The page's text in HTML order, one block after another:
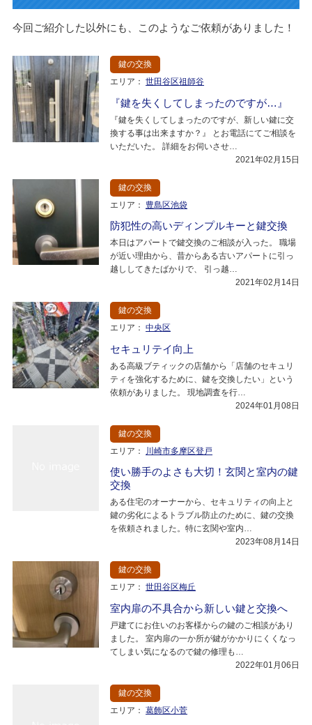
今回ご紹介した以外にも、このようなご依頼がありました！
鍵の交換
エリア： 世田谷区祖師谷
『鍵を失くしてしまったのですが…』
『鍵を失くしてしまったのですが、新しい鍵に交
換する事は出来ますか？』 とお電話にてご相談を
いただいた。 詳細をお伺いさせ…
2021年02月15日
鍵の交換
エリア：
豊島区池袋
防犯性の高いディンプルキーと鍵交換
本日はアパートで鍵交換のご相談が入った。 職場
が近い理由から、昔からある古いアパートに引っ
越ししてきたばかりで、 引っ越…
2021年02月14日
鍵の交換
エリア： 中央区
セキュリテイ向上
ある高級ブティックの店舗から「店舗のセキュリ
ティを強化するために、鍵を交換したい」という
依頼がありました。 現地調査を行…
2024年01月08日
鍵の交換
エリア：
川崎市多摩区登戸
使い勝手のよさも大切！玄関と室内の鍵
交換
ある住宅のオーナーから、セキュリティの向上と
鍵の劣化によるトラブル防止のために、鍵の交換
を依頼されました。特に玄関や室内…
2023年08月14日
鍵の交換
エリア： 世田谷区梅丘
室内扉の不具合から新しい鍵と交換へ
戸建てにお住いのお客様からの鍵のご相談があり
ました。 室内扉の一か所が鍵がかかりにくくなっ
てしまい気になるので鍵の修理も…
2022年01月06日
鍵の交換
エリア： 葛飾区小菅